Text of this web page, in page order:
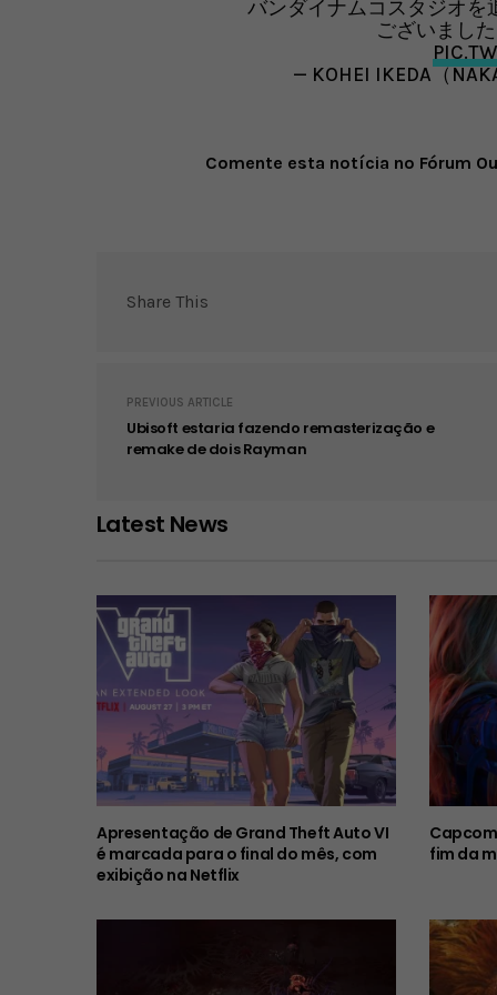
バンダイナムコスタジオを
ございました
— KOHEI IKEDA（
Comente esta notícia no Fórum
Share This
PREVIOUS ARTICLE
Ubisoft estaria fazendo remasterização e
remake de dois Rayman
Latest News
Apresentação de Grand Theft Auto VI
é marcada para o final do mês, com
exibição na Netflix
fim da